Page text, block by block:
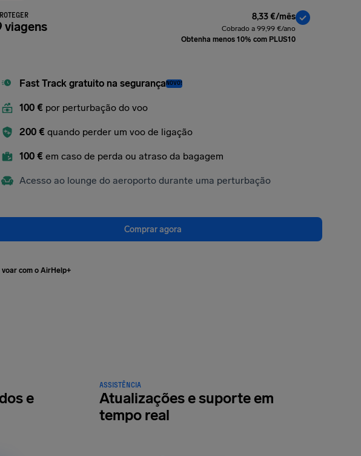
viagens
8,33 €/mês
Cobrado a 99,99 €/ano
Obtenha menos 10% com PLUS10
Fast Track gratuito na segurançaNOVO!
100 € por perturbação do voo
200 € quando perder um voo de ligação
100 € em caso de perda ou atraso da bagagem
Acesso ao lounge do aeroporto durante uma perturbação
Comprar agora
com o AirHelp+
e
ASSISTÊNCIA
Atualizações e suporte em
tempo real